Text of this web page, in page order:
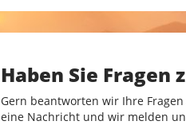
Haben Sie Fragen
Gern beantworten wir Ihre
eine Nachricht und wir melden